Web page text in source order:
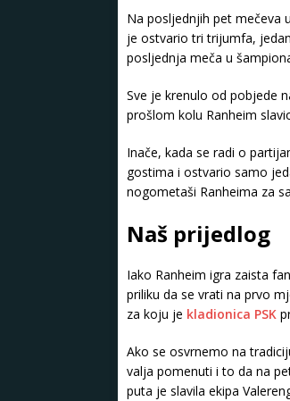
Na posljednjih pet mečeva
je ostvario tri trijumfa,
posljednja meča u
Sve je krenulo od pobjede
prošlom kolu Ranheim
Inače, kada se radi o
gostima i ostvario samo
nogometaši Ranheima za
Naš prijedlog
Iako Ranheim igra zaista
priliku da se vrati na prvo
za koju je kladionica PSK
Ako se osvrnemo na
valja pomenuti i to da na
puta je slavila ekipa